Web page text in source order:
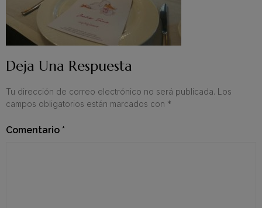
Deja Una Respuesta
Tu dirección de correo electrónico no será publicada. Los
campos obligatorios están marcados con *
Comentario *